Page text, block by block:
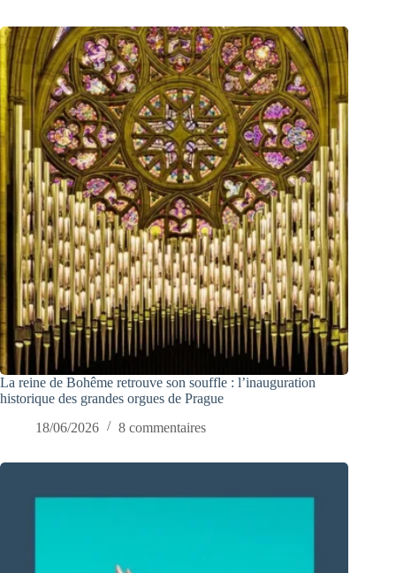
La reine de Bohême retrouve son souffle : l’inauguration
historique des grandes orgues de Prague
18/06/2026
8 commentaires